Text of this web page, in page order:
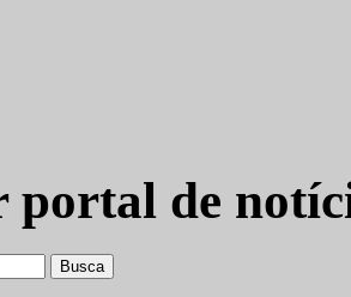
portal de